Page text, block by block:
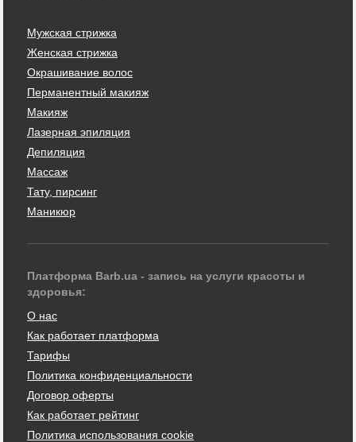
Мужская стрижка
Женская стрижка
Окрашивание волос
Перманентный макияж
Макияж
Лазерная эпиляция
Депиляция
Массаж
Тату, пирсинг
Маникюр
Платформа Barb.ua - запись на услуги красоты и
здоровья:
О нас
Как работает платформа
Тарифы
Политика конфиденциальности
Договор оферты
Как работает рейтинг
Политика использования cookie